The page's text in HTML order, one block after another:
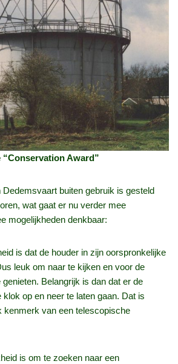
“Conservation Award”
Dedemsvaart buiten gebruik is gesteld
wat gaat er nu verder mee
mogelijkheden denkbaar:
is dat de houder in zijn oorspronkelijke
leuk om naar te kijken en voor de
Belangrijk is dan dat er de
op en neer te laten gaan. Dat is
kenmerk van een telescopische
is om te zoeken naar een